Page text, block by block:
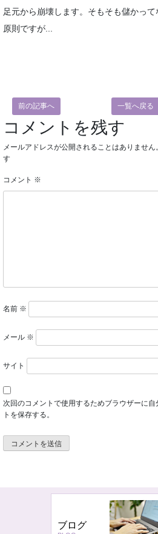
足元から崩壊します。そもそも儲かっ
原則ですが...
前の記事へ 一覧へ戻る
コメントを残す
メールアドレスが公開されることはありません。
す
コメント ※
名前 ※
メール ※
サイト
次回のコメントで使用するためブラウザーに
トを保存する。
ブログ